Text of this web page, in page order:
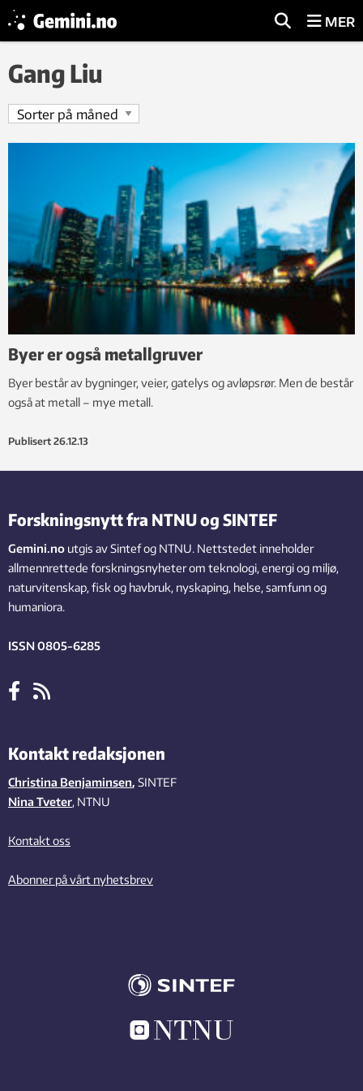
MER
Gang Liu
Byer er også metallgruver
Byer består av bygninger, veier, gatelys og avløpsrør. Men de består
også at metall – mye metall.
Publisert 26.12.13
Forskningsnytt fra NTNU og SINTEF
Gemini.no utgis av Sintef og NTNU. Nettstedet inneholder
allmennrettede forskningsnyheter om teknologi, energi og miljø,
naturvitenskap, fisk og havbruk, nyskaping, helse, samfunn og
humaniora.
ISSN 0805-6285
Kontakt redaksjonen
Christina Benjaminsen, SINTEF
Nina Tveter, NTNU
Kontakt oss
Abonner på vårt nyhetsbrev